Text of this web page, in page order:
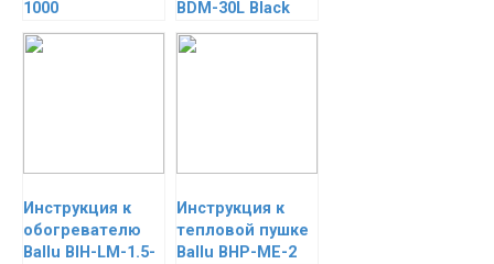
1000
BDM-30L Black
Инструкция к
обогревателю
Ballu BIH-LM-1.5-
Инструкция к
тепловой пушке
Ballu BHP-ME-2